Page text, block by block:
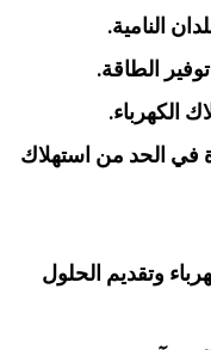
النامية.
الطاقة.
الكهرباء.
في الحد من استهلاك
وتقديم الحلول